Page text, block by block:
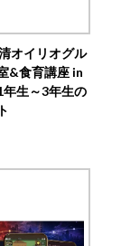
オイリオグル
&食育講座 in
生～3年生の